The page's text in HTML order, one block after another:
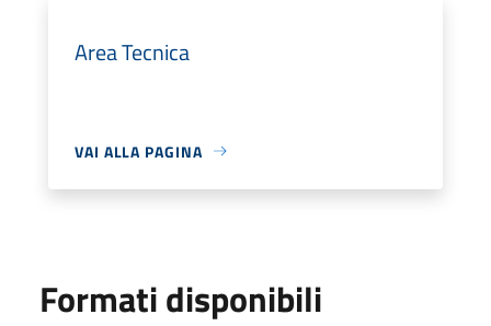
Area Tecnica
VAI ALLA PAGINA
Formati disponibili